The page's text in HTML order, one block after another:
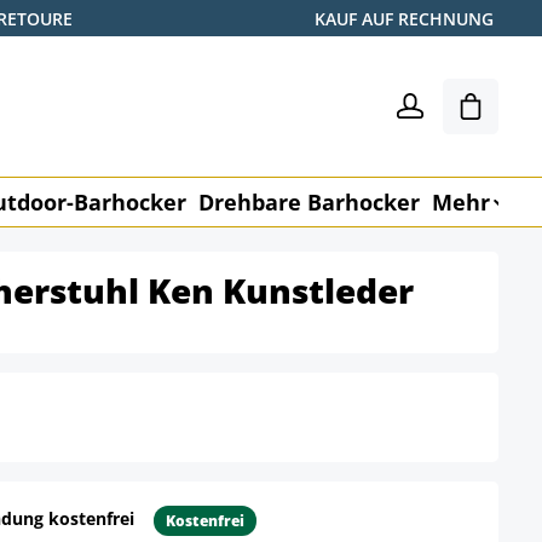
KAUF AUF RECHNUNG
Barhocker Drehbare Barhocker Mehr
Ken Kunstleder
kostenfrei Kostenfrei